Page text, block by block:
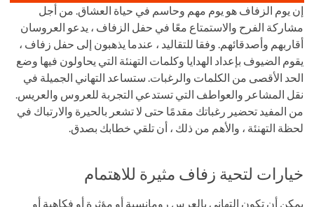
إن يوم الزفاف هو يوم مهم وحاسم في حياة العشاق. من أجل
مشاركة الفرح والاستمتاع معًا في حفل الزفاف ، يدعو العروسان
أقاربهم وأصدقائهم. وفقا للتقاليد ، عندما يذهبون إلى حفل زفاف ،
يقوم الضيوف بإعداد الهدايا وكلمات التهنئة التي يحاولون فيها وضع
الحد الأقصى من الكلمات والرغبات. ستساعد التهاني الجميلة في
نقل المشاعر والعواطف التي تستدعي التجربة للعروس والعريس.
من المفيد تحضير رغباتك مقدمًا حتى لا تشعر بالحيرة والارتباك في
لحظة التهنئة ، والأهم من ذلك ، أن تلقي خطابك بصدق.
خيارات لتحية زفاف مثيرة للاهتمام
يمكن أن تكون التهاني بالعرس رومانسية أو مؤثرة أو فكاهية أو